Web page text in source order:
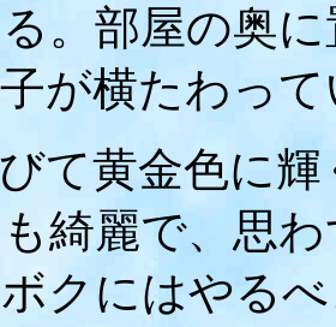
。部屋の奥
が横たわっ
て黄金色に
綺麗で、思
クにはやる